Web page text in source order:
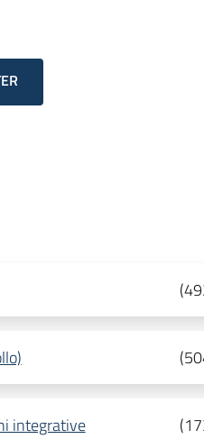
(
(
integrative (